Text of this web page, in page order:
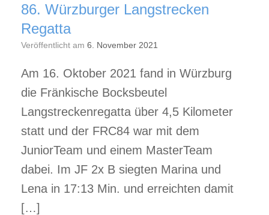
86. Würzburger Langstrecken
Regatta
Veröffentlicht am 6. November 2021
Am 16. Oktober 2021 fand in Würzburg
die Fränkische Bocksbeutel
Langstreckenregatta über 4,5 Kilometer
statt und der FRC84 war mit dem
JuniorTeam und einem MasterTeam
dabei. Im JF 2x B siegten Marina und
Lena in 17:13 Min. und erreichten damit
[…]